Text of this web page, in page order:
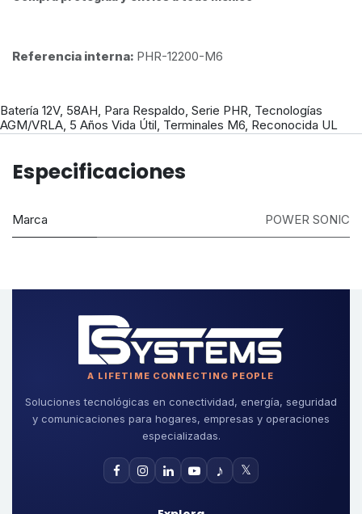
Referencia interna: PHR-12200-M6
Batería 12V, 58AH, Para Respaldo, Serie PHR, Tecnologías
AGM/VRLA, 5 Años Vida Útil, Terminales M6, Reconocida UL
Especificaciones
Marca POWER SONIC
A LIFETIME CONNECTING PEOPLE
Soluciones tecnológicas en conectividad, energía, seguridad
y comunicaciones para hogares, empresas y operaciones
especializadas.
♪ 𝕏